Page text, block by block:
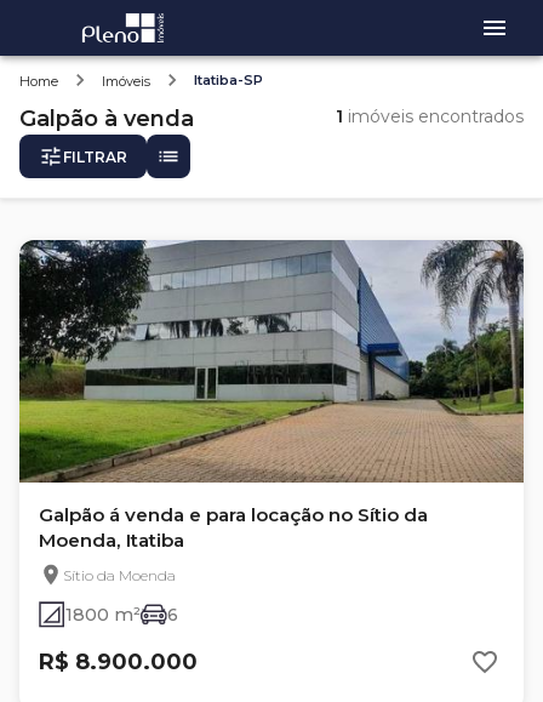
Home Imóveis Itatiba-SP
Galpão à venda 1 imóveis encontrados
FILTRAR
Galpão á venda e para locação no Sítio da
Moenda, Itatiba
Sítio da Moenda
1800 m² 6
R$ 8.900.000